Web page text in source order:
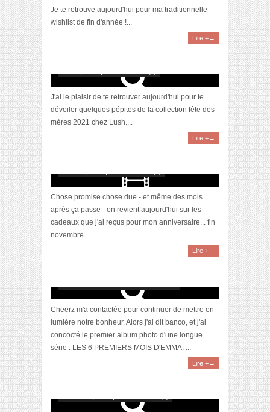
Je te retrouve aujourd'hui pour ma traditionnelle
wishlist de fin d'année !...
Lire +→
[Idée cadeau] La collection Fête des Mères
J'ai le plaisir de te retrouver aujourd'hui pour te
dévoiler quelques pépites de la collection fête des
mères 2021 chez Lush....
Lire +→
[Vidéo] Haul : Mes Cadeaux d’Anniversaire
Chose promise chose due - et même des mois
après ça passe - on revient aujourd'hui sur les
cadeaux que j'ai reçus pour mon anniversaire... fin
novembre....
Lire +→
[Idée Cadeau] Imprimer ses souvenirs avec
Cheerz m'a contactée pour continuer de mettre en
lumière notre bonheur. Alors j'ai dit banco, et j'ai
concocté le premier album photo d'une longue
série : LES 6 PREMIERS MOIS D'EMMA. ...
Lire +→